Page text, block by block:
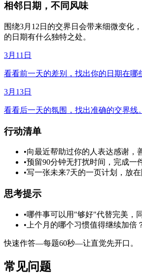
相邻日期，不同风味
围绕3月12日的交界日会带来细微变化
的日期有什么独特之处。
3月11日
看看前一天的差别，找出你的日期在哪
3月13日
看看后一天的氛围，找出准确的交界线。
行动清单
•向最近帮助过你的人表达感谢，
•预留90分钟无打扰时间，完成一
•写一张未来7天的一页计划，放在
思考提示
•哪件事可以用"够好"代替完美，
• 上个月的哪个习惯值得继续加倍
快速作答—每题60秒—让直觉先开口。
常见问题